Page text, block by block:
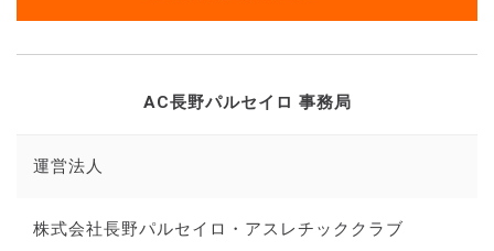
AC長野パルセイロ 事務局
運営法人
株式会社長野パルセイロ・アスレチッククラブ